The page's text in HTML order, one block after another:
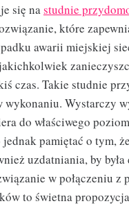
się nastudnie
które
awarii miejskiej
czas. Takie studnie
wykonaniu. Wystarczy
do właściwego
pamiętać o tym,
uzdatniania, by była
w połączeniu z
to świetna